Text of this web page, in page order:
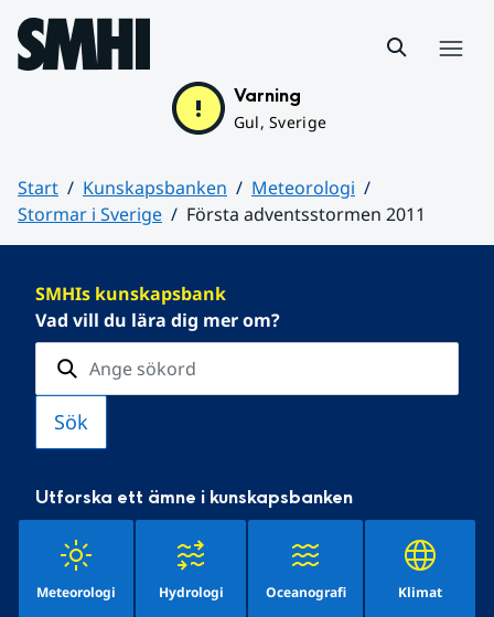
Hoppa till sidans innehåll
Varning
Gul, Sverige
Start Kunskapsbanken
Meteorologi
Stormar i Sverige
Första adventsstormen 2011
SMHIs kunskapsbank
Vad vill du lära dig mer om?
Utforska ett ämne i kunskapsbanken
Meteorologi Hydrologi Oceanografi Klimat